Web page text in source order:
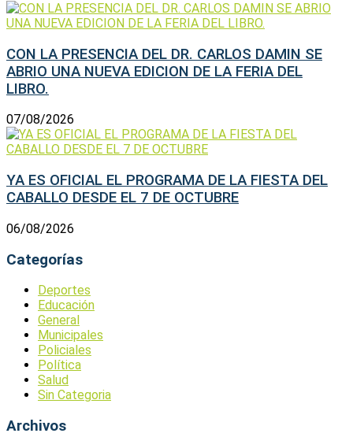
CON LA PRESENCIA DEL DR. CARLOS DAMIN SE
ABRIO UNA NUEVA EDICION DE LA FERIA DEL
LIBRO.
07/08/2026
YA ES OFICIAL EL PROGRAMA DE LA FIESTA DEL
CABALLO DESDE EL 7 DE OCTUBRE
06/08/2026
Categorías
Deportes
Educación
General
Municipales
Policiales
Política
Salud
Sin Categoria
Archivos